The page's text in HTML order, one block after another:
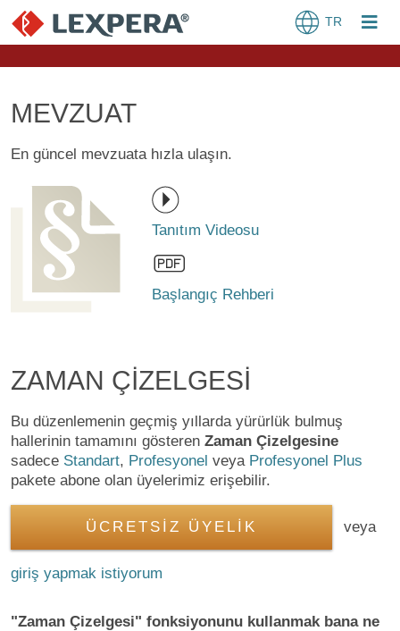
TR
MEVZUAT
En güncel mevzuata hızla ulaşın.
Tanıtım Videosu
Başlangıç Rehberi
ZAMAN ÇİZELGESİ
Bu düzenlemenin geçmiş yıllarda yürürlük bulmuş
hallerinin tamamını gösteren Zaman Çizelgesine
sadece Standart, Profesyonel veya Profesyonel Plus
pakete abone olan üyelerimiz erişebilir.
ÜCRETSİZ ÜYELİK veya
giriş yapmak istiyorum
"Zaman Çizelgesi" fonksiyonunu kullanmak bana ne